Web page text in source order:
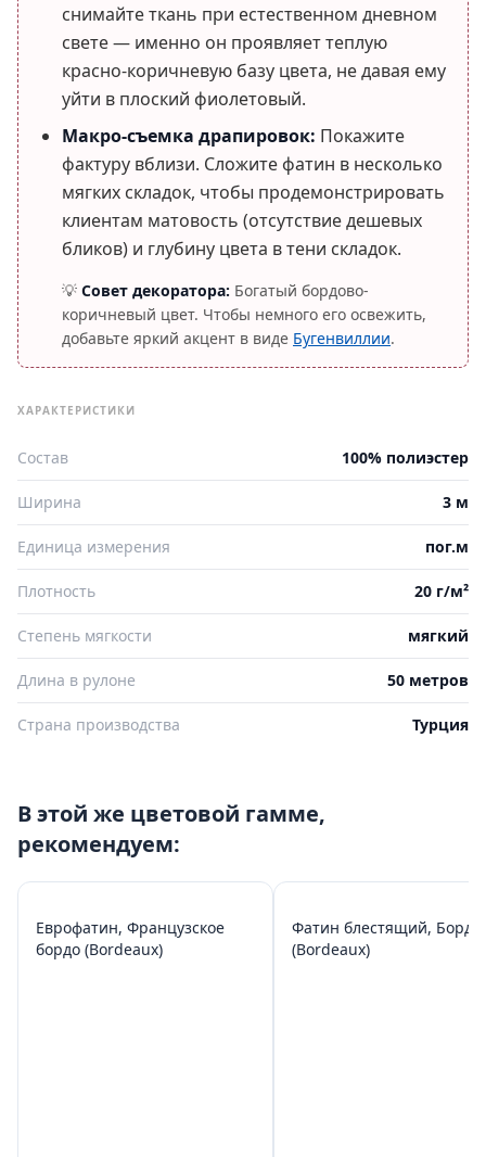
снимайте ткань при естественном дневном
свете — именно он проявляет теплую
красно-коричневую базу цвета, не давая ему
уйти в плоский фиолетовый.
Макро-съемка драпировок: Покажите
фактуру вблизи. Сложите фатин в несколько
мягких складок, чтобы продемонстрировать
клиентам матовость (отсутствие дешевых
бликов) и глубину цвета в тени складок.
💡 Совет декоратора: Богатый бордово-
коричневый цвет. Чтобы немного его освежить,
добавьте яркий акцент в виде Бугенвиллии.
ХАРАКТЕРИСТИКИ
Состав 100% полиэстер
Ширина 3 м
Единица измерения пог.м
Плотность 20 г/м²
Степень мягкости мягкий
Длина в рулоне 50 метров
Страна производства Турция
В этой же цветовой гамме,
рекомендуем:
Еврофатин, Французское
бордо (Bordeaux)
Фатин блестящий, Бордо
(Bordeaux)